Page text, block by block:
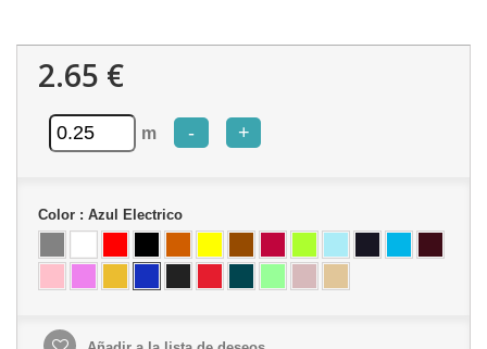
2.65 €
m - +
Color : Azul Electrico